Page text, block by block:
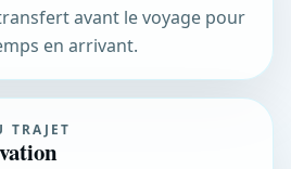
avant le voyage pour
en arrivant.
TRAJET